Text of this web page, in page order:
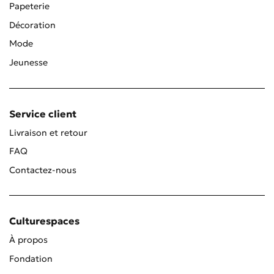
Papeterie
Décoration
Mode
Jeunesse
Service client
Livraison et retour
FAQ
Contactez-nous
Culturespaces
À propos
Fondation